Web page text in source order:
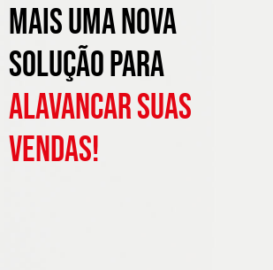
Mais uma nova
solução para
alavancar suas
vendas!